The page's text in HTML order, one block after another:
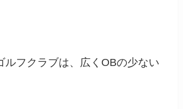
ルフクラブは、広くOBの少ない